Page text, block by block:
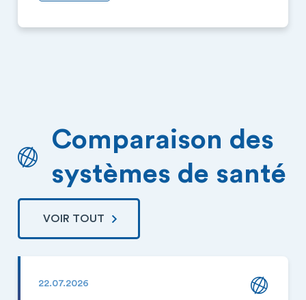
Comparaison des
systèmes de santé
VOIR TOUT
22.07.2026